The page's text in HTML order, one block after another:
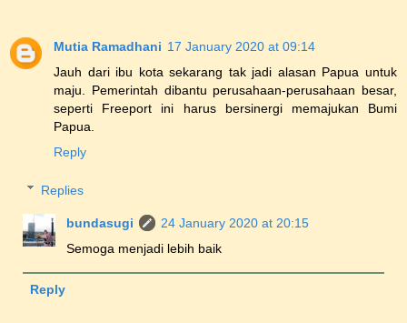
Mutia Ramadhani 17 January 2020 at 09:14
Jauh dari ibu kota sekarang tak jadi alasan Papua untuk
maju. Pemerintah dibantu perusahaan-perusahaan besar,
seperti Freeport ini harus bersinergi memajukan Bumi
Papua.
Reply
Replies
bundasugi
24 January 2020 at 20:15
Semoga menjadi lebih baik
Reply